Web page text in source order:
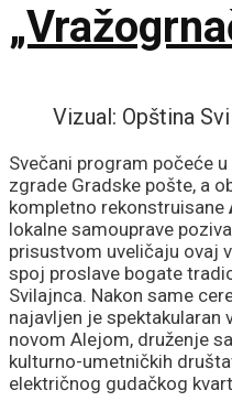
Vizual: Opština
Svečani program počeće u
zgrade Gradske pošte, a
kompletno rekonstruisane
lokalne samouprave
prisustvom uveličaju ovaj
spoj proslave bogate
Svilajnca. Nakon same
najavljen je spektakularan
novom Alejom, druženje
kulturno-umetničkih
električnog gudačkog